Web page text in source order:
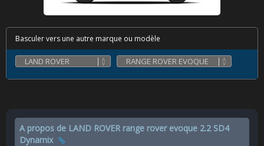
Basculer vers une autre marque ou modèle
A propos de LAND ROVER range rover evoque 2.2 SD4
Dynamix